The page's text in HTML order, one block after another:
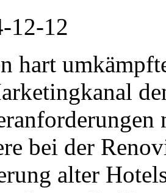
12-12
hart
bei der
alter